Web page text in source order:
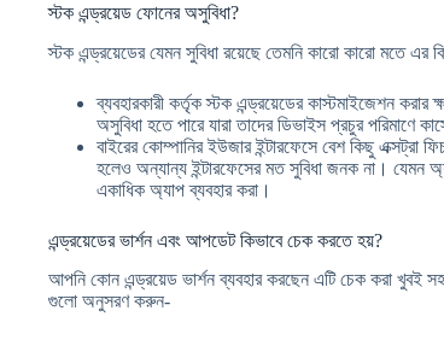
স্টক এন্ড্রয়েড ফোনের অসুবিধা?
স্টক এন্ড্রয়েডের যেমন সুবিধা রয়েছে তেমনি কারো কারো মতে এর
ব্যবহারকারী কর্তৃক স্টক এন্ড্রয়েডের কাস্টমাইজেশন
অসুবিধা হতে পারে যারা তাদের ডিভাইস প্রচুর পরিমাণে
বাইরের কোম্পানির ইউজার ইন্টারফেসে বেশ কিছু
হলেও অন্যান্য ইন্টারফেসের মত সুবিধা জনক না। যেমন
একাধিক অ্যাপ ব্যবহার করা।
এন্ড্রয়েডের ভার্শন এবং আপডেট কিভাবে চেক করতে হয়?
আপনি কোন এন্ড্রয়েড ভার্শন ব্যবহার করছেন এটি চেক করা
গুলো অনুসরণ করুন-